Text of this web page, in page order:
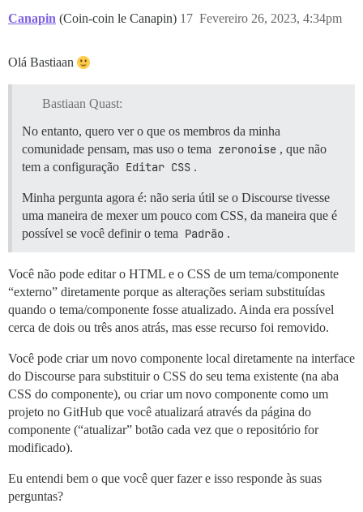
Canapin (Coin-coin le Canapin) Fevereiro 26, 2023, 4:34pm
17
Olá Bastiaan
Bastiaan Quast:
No entanto, quero ver o que os membros da minha
comunidade pensam, mas uso o tema zeronoise , que não
tem a configuração Editar CSS .
Minha pergunta agora é: não seria útil se o Discourse tivesse
uma maneira de mexer um pouco com CSS, da maneira que é
possível se você definir o tema Padrão .
Você não pode editar o HTML e o CSS de um tema/componente
“externo” diretamente porque as alterações seriam substituídas
quando o tema/componente fosse atualizado. Ainda era possível
cerca de dois ou três anos atrás, mas esse recurso foi removido.
Você pode criar um novo componente local diretamente na interface
do Discourse para substituir o CSS do seu tema existente (na aba
CSS do componente), ou criar um novo componente como um
projeto no GitHub que você atualizará através da página do
componente (“atualizar” botão cada vez que o repositório for
modificado).
Eu entendi bem o que você quer fazer e isso responde às suas
perguntas?